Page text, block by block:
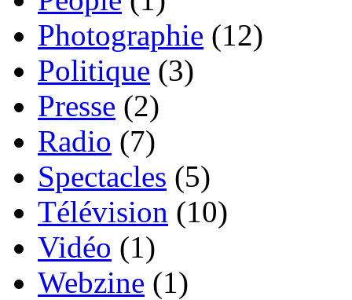
Photographie (12)
Politique (3)
Presse (2)
Radio (7)
Spectacles (5)
Télévision (10)
Vidéo (1)
Webzine (1)